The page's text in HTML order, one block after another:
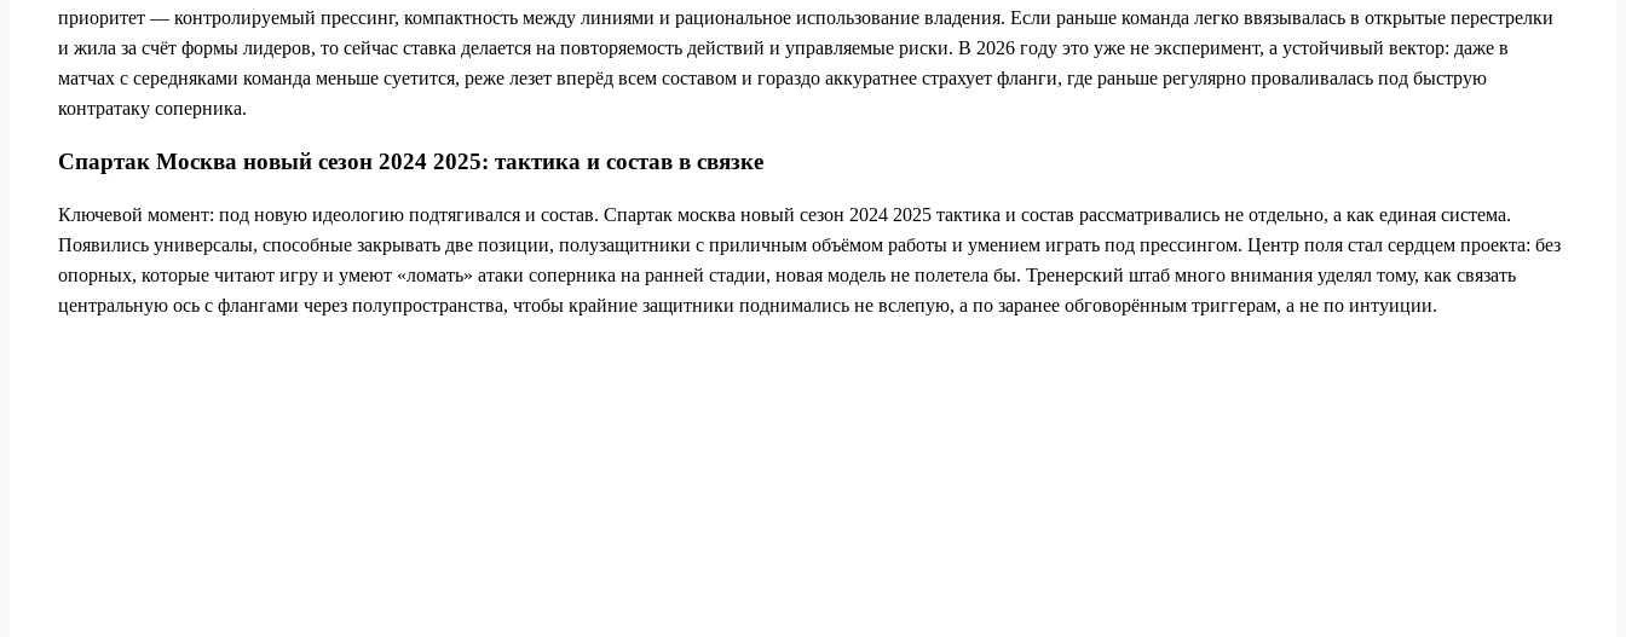
приоритет — контролируемый прессинг, компактность между линиями и рациональное использование владения. Если раньше команда легко ввязывалась в открытые перестрелки
и жила за счёт формы лидеров, то сейчас ставка делается на повторяемость действий и управляемые риски. В 2026 году это уже не эксперимент, а устойчивый вектор: даже в
матчах с середняками команда меньше суетится, реже лезет вперёд всем составом и гораздо аккуратнее страхует фланги, где раньше регулярно проваливалась под быструю
контратаку соперника.
Спартак Москва новый сезон 2024 2025: тактика и состав в связке
Ключевой момент: под новую идеологию подтягивался и состав. Спартак москва новый сезон 2024 2025 тактика и состав рассматривались не отдельно, а как единая система.
Появились универсалы, способные закрывать две позиции, полузащитники с приличным объёмом работы и умением играть под прессингом. Центр поля стал сердцем проекта: без
опорных, которые читают игру и умеют «ломать» атаки соперника на ранней стадии, новая модель не полетела бы. Тренерский штаб много внимания уделял тому, как связать
центральную ось с флангами через полупространства, чтобы крайние защитники поднимались не вслепую, а по заранее обговорённым триггерам, а не по интуиции.